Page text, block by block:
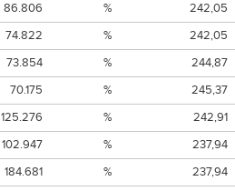
86.806 %
242,05
74.822 %
242,05
73.854 %
244,87
70.175 %
245,37
125.276 %
242,91
102.947 %
237,94
184.681 %
237,94